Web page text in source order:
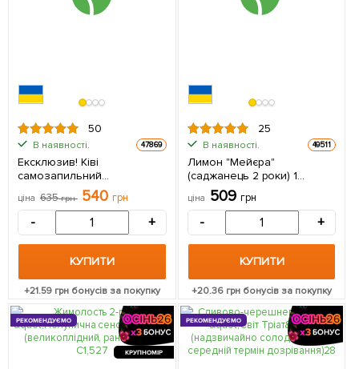
50
В наявності. 47869
Ексклюзив! Ківі
самозапильний
коричневий з м'якоттю
зеленого кольору
"Блаженство" (Bliss)
(преміальний,
морозостійкий сорт) 1
саджанець в упаковці
ціна 635грн 540 грн
- +
КУПИТИ
+21.59 грн бонусів за покупку
25
В наявності. 49511
Лимон "Мейєра"
(саджанець 2 роки) 1
саджанець в упаковці
ціна 509 грн
- +
КУПИТИ
+20.36 грн бонусів за покупку
КРУПНОМІР
РЕКОМЕНДУЄМО РЕКОМЕНДУЄМО